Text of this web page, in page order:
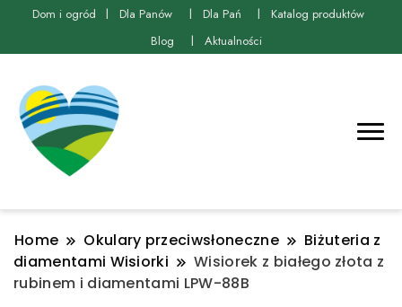
Dom i ogród Dla Panów Dla Pań
Katalog produktów
Blog
Aktualności
Home Okulary przeciwsłoneczne
Biżuteria z
diamentami Wisiorki
Wisiorek z białego złota z
rubinem i diamentami LPW-88B